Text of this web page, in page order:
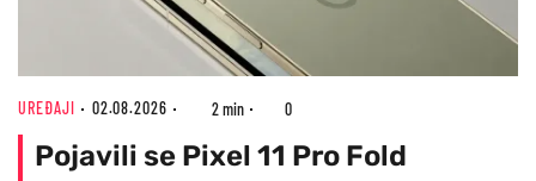
UREĐAJI 02.08.2026 2 min 0
Pojavili se Pixel 11 Pro Fold